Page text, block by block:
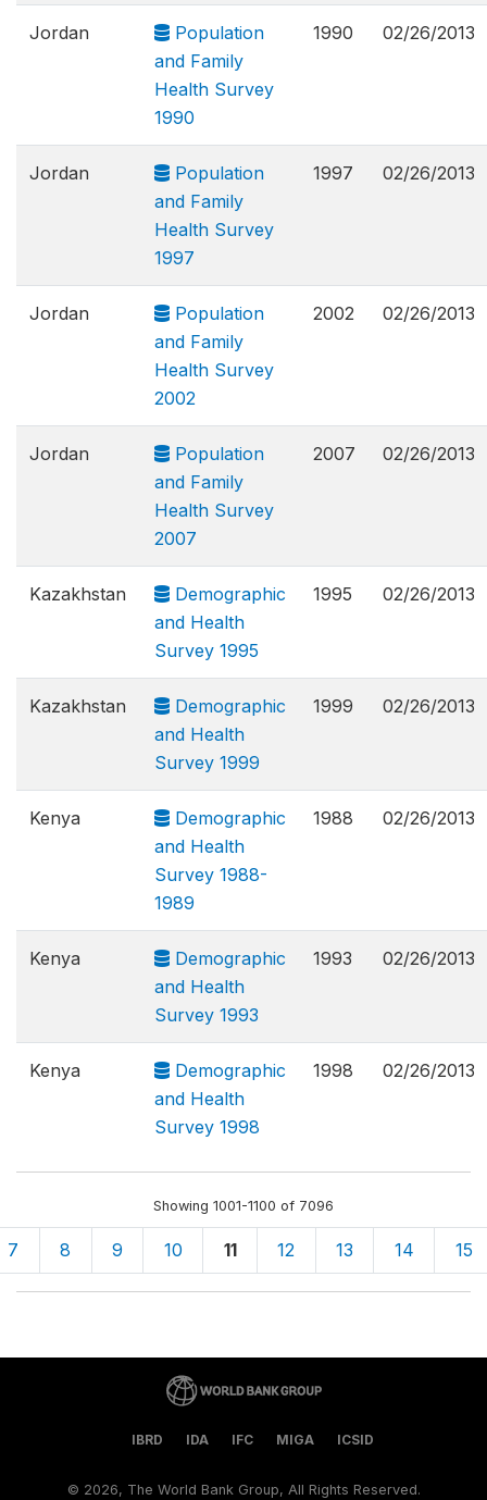
Jordan
Population
and Family
Health Survey
1990
1990 02/26/2013
Jordan
Population
and Family
Health Survey
1997
1997 02/26/2013
Jordan
Population
and Family
Health Survey
2002
2002 02/26/2013
Jordan
Population
and Family
Health Survey
2007
2007 02/26/2013
Kazakhstan
Demographic
and Health
Survey 1995
1995 02/26/2013
Kazakhstan
Demographic
and Health
Survey 1999
1999 02/26/2013
Kenya
Demographic
and Health
Survey 1988-
1989
1988 02/26/2013
Kenya
Demographic
and Health
Survey 1993
1993 02/26/2013
Kenya
Demographic
and Health
Survey 1998
1998 02/26/2013
Showing 1001-1100 of 7096
7 8 9 10 11 12 13 14 15
IBRD IDA IFC MIGA ICSID
© 2026, The World Bank Group, All Rights Reserved.